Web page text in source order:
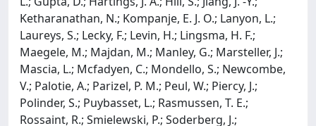
Ketharanathan, N.; Kompanje, E. J. O.; Lanyon, L.;
Laureys, S.; Lecky, F.; Levin, H.; Lingsma, H. F.;
Maegele, M.; Majdan, M.; Manley, G.; Marsteller, J.;
Mascia, L.; Mcfadyen, C.; Mondello, S.; Newcombe,
V.; Palotie, A.; Parizel, P. M.; Peul, W.; Piercy, J.;
Polinder, S.; Puybasset, L.; Rasmussen, T. E.;
Rossaint, R.; Smielewski, P.; Soderberg, J.;